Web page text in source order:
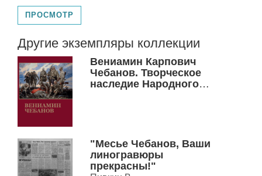
ПРОСМОТР
Другие экземпляры коллекции
Вениамин Карпович
Чебанов. Творческое
наследие Народного
"Месье Чебанов, Ваши
линогравюры
прекрасны!"